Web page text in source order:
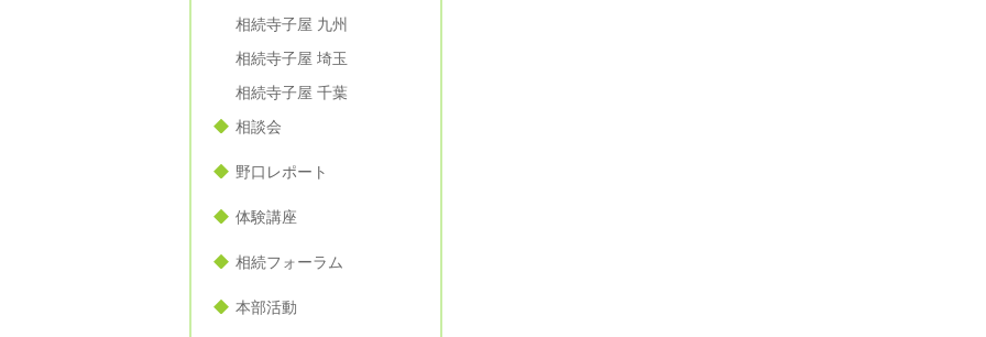
相続寺子屋 九州
相続寺子屋 埼玉
相続寺子屋 千葉
相談会
野口レポート
体験講座
相続フォーラム
本部活動